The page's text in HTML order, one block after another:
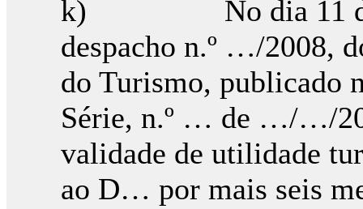
k) No dia 11 de
despacho n.º …/2008,
do Turismo, publicado
Série, n.º … de …/…/
validade de utilidade
ao D… por mais seis